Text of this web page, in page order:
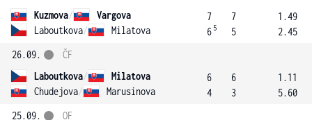
Kuzmova/
Vargova
Laboutkova/ Milatova
7
6 5
7
5
1.49
2.45
26.09.
Laboutkova/
Milatova
Chudejova/ Marusinova
ČF
6
4
6
3
1.11
5.60
25.09.
OF